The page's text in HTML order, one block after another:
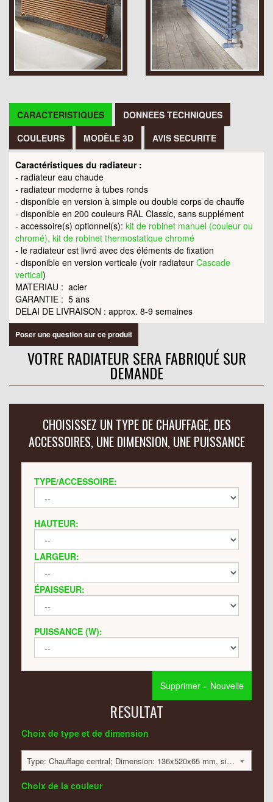
CARACTERISTIQUES
DONNEES TECHNIQUES
COULEURS
MODÈLE 3D AVIS SECURITE
Caractéristiques du radiateur :
- radiateur eau chaude
- radiateur moderne à tubes ronds
- disponible en version à simple ou double corps de chauffe
- disponible en 200 couleurs RAL Classic, sans supplément
- accessoire(s) optionnel(s): kit de robinet manuel (couleur ou
chromé), kit de robinet thermostatique chromé
- le radiateur est livré avec des éléments de fixation
- disponible en version verticale (voir radiateur Cascade
vertical)
MATERIAU : acier
GARANTIE : 5 ans
DELAI DE LIVRAISON : approx. 8-9 semaines
Poser une question sur ce produit
VOTRE RADIATEUR SERA FABRIQUÉ SUR
DEMANDE
CHOISISSEZ UN TYPE DE CHAUFFAGE, DES
ACCESSOIRES, UNE DIMENSION, UNE PUISSANCE
TYPE/ACCESSOIRE:
HAUTEUR:
LARGEUR:
ÉPAISSEUR:
PUISSANCE (W):
Supprimer – Nouvelle
RESULTAT
Choix de type et de dimension
Type: Chauffage central; Dimension: 136x520x65 mm, simple; 103 Watt:; 719 €
Choix de la couleur